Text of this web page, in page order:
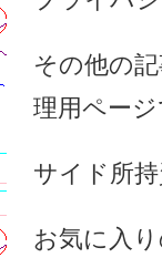
その他の
理用ページ
サイド所
お気に入